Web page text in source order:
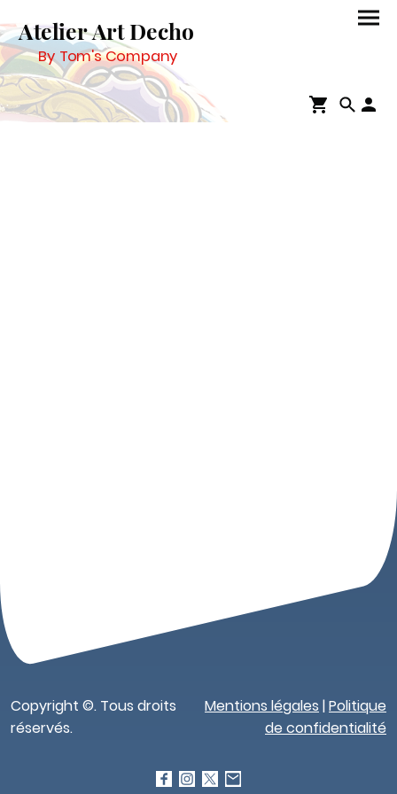
Atelier Art Decho
By Tom's Company
Copyright ©. Tous droits
réservés.
Mentions légales |Politique
de confidentialité